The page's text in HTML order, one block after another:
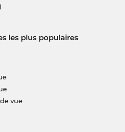
les plus populaires
vue